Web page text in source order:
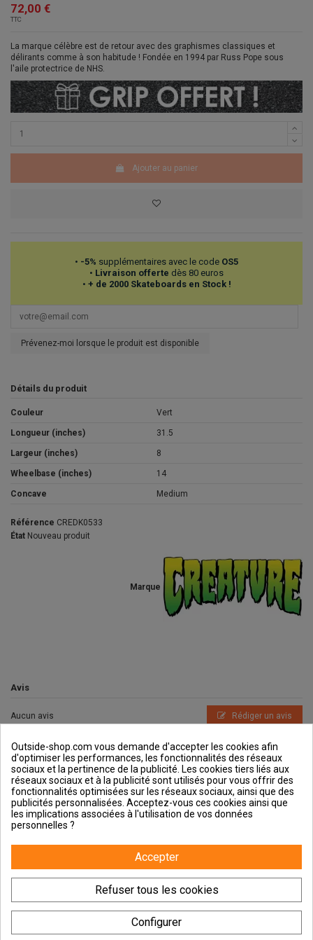
72,00 €
TTC
La marque célèbre est de retour avec des graphismes classiques et
délirants comme à son habitude ! Fondée en 1994 par Russ Pope sous
l'aile protectrice de NHS.
Ajouter au panier
• -5% supplémentaires avec le code OS5
• Livraison offerte dès 80 euros
• + de 2000 Skateboards en Stock !
Prévenez-moi lorsque le produit est disponible
Détails du produit
Couleur Vert
Longueur (inches) 31.5
Largeur (inches) 8
Wheelbase (inches) 14
Concave Medium
Marque
Référence CREDK0533
État Nouveau produit
Avis
Aucun avis Rédiger un avis
Outside et vous
Contactez-nous
Outside-shop.com vous demande d'accepter les cookies afin
d'optimiser les performances, les fonctionnalités des réseaux
sociaux et la pertinence de la publicité. Les cookies tiers liés aux
réseaux sociaux et à la publicité sont utilisés pour vous offrir des
fonctionnalités optimisées sur les réseaux sociaux, ainsi que des
publicités personnalisées. Acceptez-vous ces cookies ainsi que
les implications associées à l'utilisation de vos données
personnelles ?
Accepter
Refuser tous les cookies
Configurer